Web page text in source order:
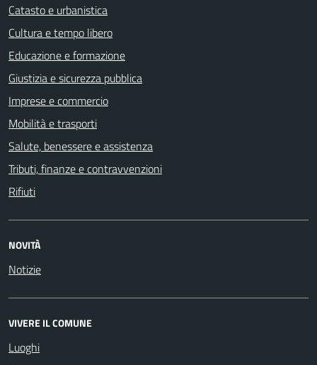
Catasto e urbanistica
Cultura e tempo libero
Educazione e formazione
Giustizia e sicurezza pubblica
Imprese e commercio
Mobilità e trasporti
Salute, benessere e assistenza
Tributi, finanze e contravvenzioni
Rifiuti
NOVITÀ
Notizie
VIVERE IL COMUNE
Luoghi